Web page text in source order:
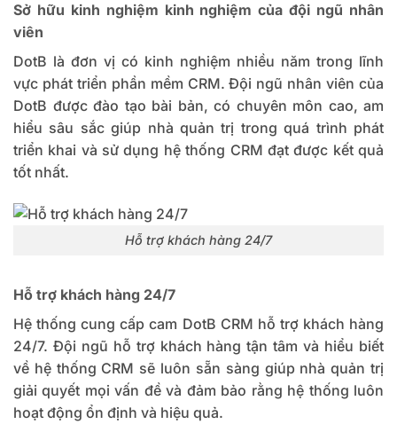
Sở hữu kinh nghiệm kinh nghiệm của đội ngũ nhân
viên
DotB là đơn vị có kinh nghiệm nhiều năm trong lĩnh
vực phát triển phần mềm CRM. Đội ngũ nhân viên của
DotB được đào tạo bài bản, có chuyên môn cao, am
hiểu sâu sắc giúp nhà quản trị trong quá trình phát
triển khai và sử dụng hệ thống CRM đạt được kết quả
tốt nhất.
Hỗ trợ khách hàng 24/7
Hỗ trợ khách hàng 24/7
Hệ thống cung cấp cam DotB CRM hỗ trợ khách hàng
24/7. Đội ngũ hỗ trợ khách hàng tận tâm và hiểu biết
về hệ thống CRM sẽ luôn sẵn sàng giúp nhà quản trị
giải quyết mọi vấn đề và đảm bảo rằng hệ thống luôn
hoạt động ổn định và hiệu quả.